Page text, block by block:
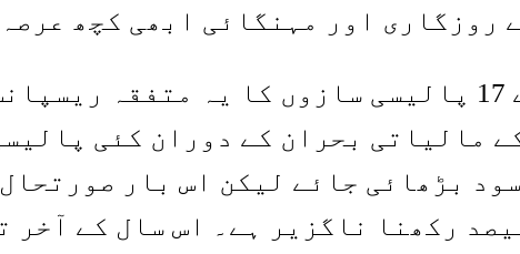
روزگاری اور مہنگائی ابھی کچھ
2007 سے 2009 تک کے مالیاتی بحران کے
بڑھائی جائے لیکن اس بار